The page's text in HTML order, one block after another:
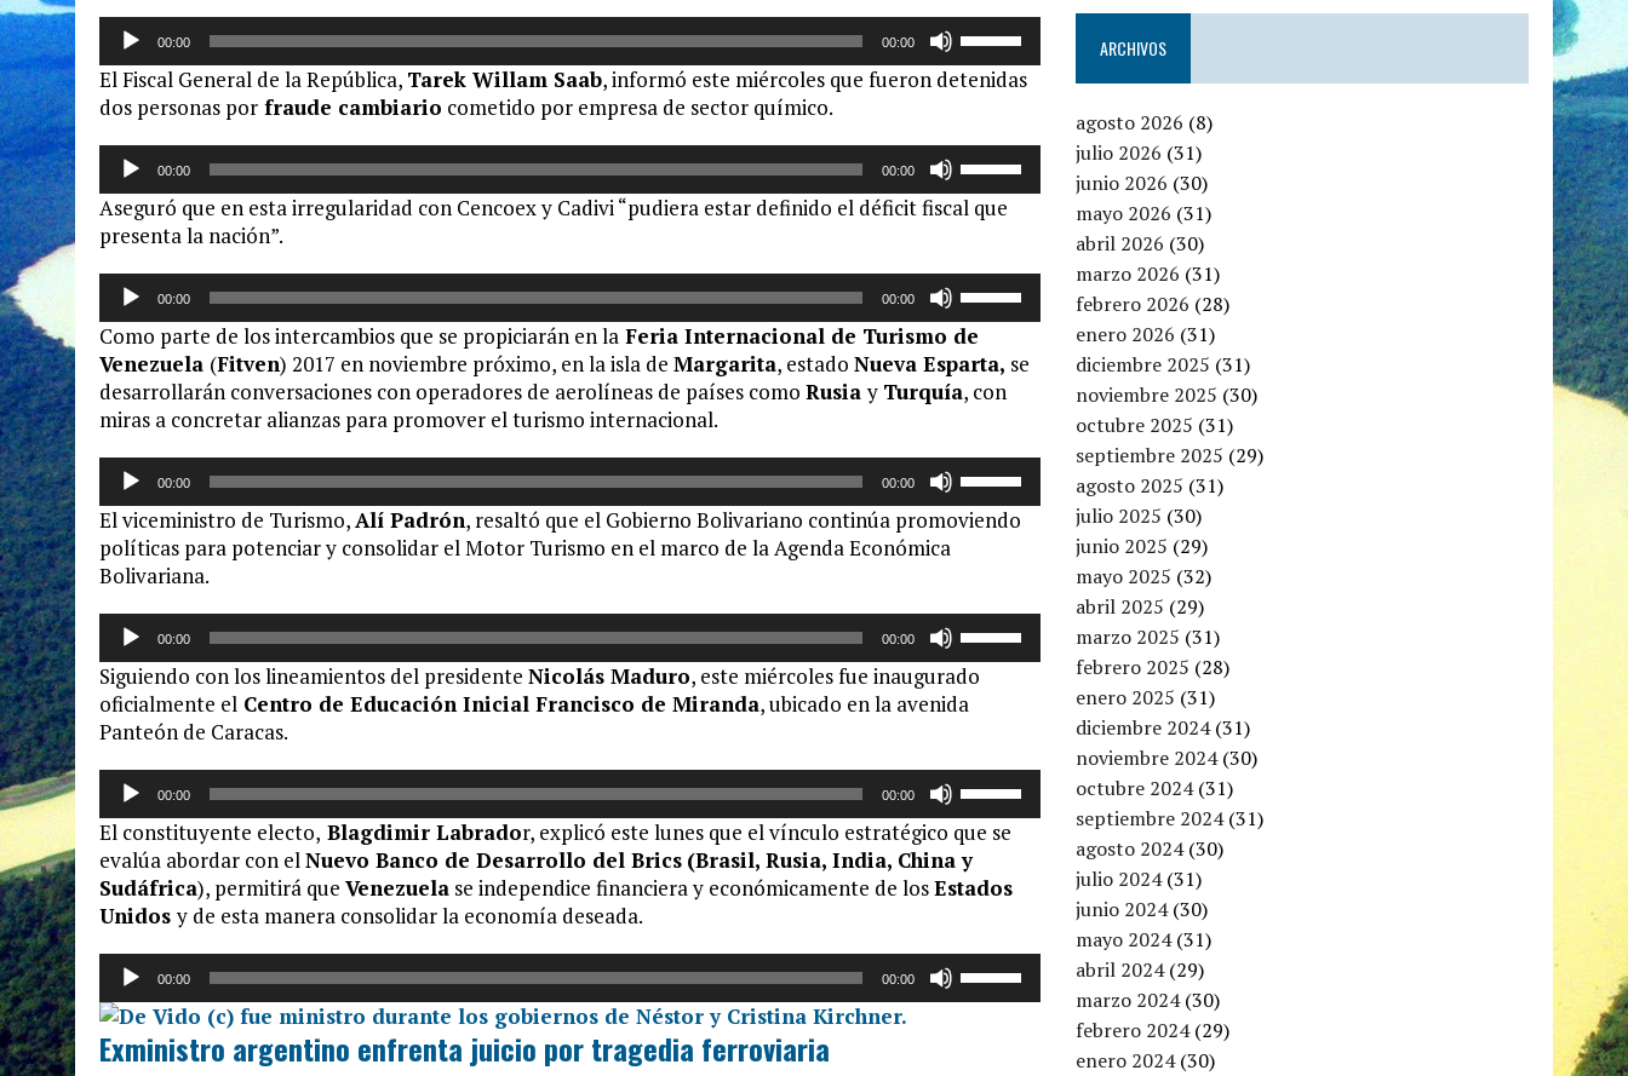
el
volumen.
arriba/abajo
para
aumentar
el
volumen.
Reproductor
audio
00:00 00:00
teclas
flecha
arriba/abajo
para
aumentar
disminuir
el
volumen.
El Fiscal General de la República, Tarek Willam Saab, informó este miércoles que fueron detenidas
dos personas por fraude cambiario cometido por empresa de sector químico.
Reproductor
audio
00:00 00:00
teclas
flecha
arriba/abajo
para
aumentar
disminuir
volumen.
Aseguró que en esta irregularidad con Cencoex y Cadivi “pudiera estar definido el déficit fiscal que
presenta la nación”.
Reproductor
audio
00:00 00:00
teclas
de
flecha
para
aumentar
o
Como parte de los intercambios que se propiciarán en la Feria Internacional de Turismo de
Venezuela (Fitven) 2017 en noviembre próximo, en la isla de Margarita, estado Nueva Esparta, se
desarrollarán conversaciones con operadores de aerolíneas de países como Rusiay Turquía, con
miras a concretar alianzas para promover el turismo internacional.
Reproductor
audio
00:00 00:00
teclas
arriba/abajo
para
aumentar
volumen.
El viceministro de Turismo,Alí Padrón, resaltó que el Gobierno Bolivariano continúa promoviendo
políticas para potenciar y consolidar el Motor Turismo en el marco de la Agenda Económica
Bolivariana.
Reproductor
audio
00:00 00:00
teclas
de
arriba/abajo
para
aumentar
o
disminuir
Siguiendo con los lineamientos del presidente Nicolás Maduro, este miércoles fue inaugurado
oficialmente el Centro de Educación Inicial Francisco de Miranda, ubicado en la avenida
Panteón de Caracas.
Reproductor
audio
00:00 00:00
teclas
de
flecha
para
aumentar
o
El constituyente electo, Blagdimir Labrador, explicó este lunes que el vínculo estratégico que se
evalúa abordar con elNuevo Banco de Desarrollo del Brics (Brasil, Rusia, India, China y
Sudáfrica), permitirá que Venezuela se independice financiera y económicamente de losEstados
Unidosy de esta manera consolidar la economía deseada.
Reproductor
audio
00:00 00:00
Exministro argentino enfrenta juicio por tragedia ferroviaria
ARCHIVOS
agosto 2026 (8)
julio 2026 (31)
junio 2026 (30)
mayo 2026 (31)
abril 2026 (30)
marzo 2026 (31)
febrero 2026 (28)
enero 2026 (31)
diciembre 2025 (31)
noviembre 2025 (30)
octubre 2025 (31)
septiembre 2025 (29)
agosto 2025 (31)
julio 2025 (30)
junio 2025 (29)
mayo 2025 (32)
abril 2025 (29)
marzo 2025 (31)
febrero 2025 (28)
enero 2025 (31)
diciembre 2024(31)
noviembre 2024(30)
octubre 2024(31)
septiembre 2024(31)
agosto 2024(30)
julio 2024(31)
junio 2024(30)
mayo 2024(31)
abril 2024(29)
marzo 2024(30)
febrero 2024(29)
enero 2024(30)